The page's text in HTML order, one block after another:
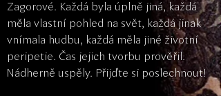
Zagorové. Každá byla úplně jiná, každá
měla vlastní pohled na svět, každá jinak
vnímala hudbu, každá měla jiné životní
peripetie. Čas jejich tvorbu prověřil.
Nádherně uspěly. Přijďte si poslechnout!